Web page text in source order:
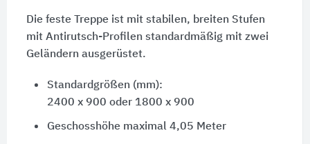
Die feste Treppe ist mit stabilen, breiten Stufen
mit Antirutsch-Profilen standardmäßig mit zwei
Geländern ausgerüstet.
Standardgrößen (mm):
2400 x 900 oder 1800 x 900
Geschosshöhe maximal 4,05 Meter